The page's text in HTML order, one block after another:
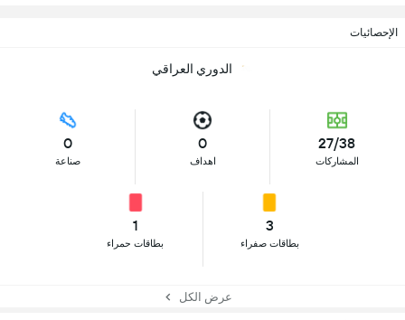
الإحصائيات
الدوري العراقي
27/38
المشاركات
0
اهداف
0
صناعة
3
بطاقات صفراء
1
بطاقات حمراء
عرض الكل